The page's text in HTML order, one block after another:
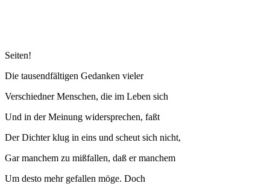
Seiten!
Die tausendfältigen Gedanken vieler
Verschiedner Menschen, die im Leben sich
Und in der Meinung widersprechen, faßt
Der Dichter klug in eins und scheut sich nicht,
Gar manchem zu mißfallen, daß er manchem
Um desto mehr gefallen möge. Doch